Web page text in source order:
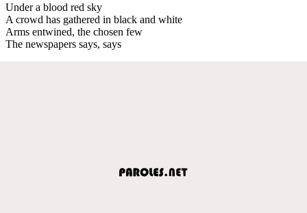
Under a blood red sky
A crowd has gathered in black and white
Arms entwined, the chosen few
The newspapers says, says